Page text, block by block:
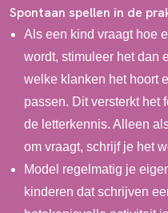
Spontaan spellen in de
Als een kind vraagt hoe
wordt, stimuleer het dan
welke klanken het hoort
passen. Dit versterkt het
de letterkennis. Alleen
om vraagt, schrijf je het
Model regelmatig je
kinderen dat schrijven